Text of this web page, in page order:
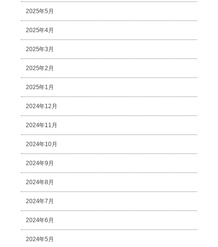
2025年5月
2025年4月
2025年3月
2025年2月
2025年1月
2024年12月
2024年11月
2024年10月
2024年9月
2024年8月
2024年7月
2024年6月
2024年5月